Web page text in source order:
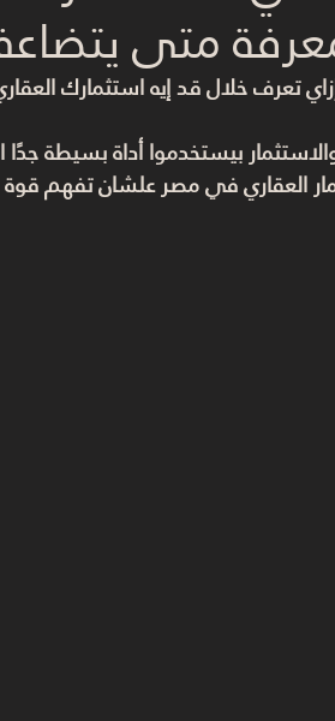
متى
تعرف خلال قد إيه استثمارك
العقاري في مصر علشان تفهم قوة